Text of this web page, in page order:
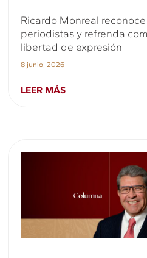
Ricardo Monreal
periodistas y refrenda
libertad de expresión
8 junio, 2026
LEER MÁS